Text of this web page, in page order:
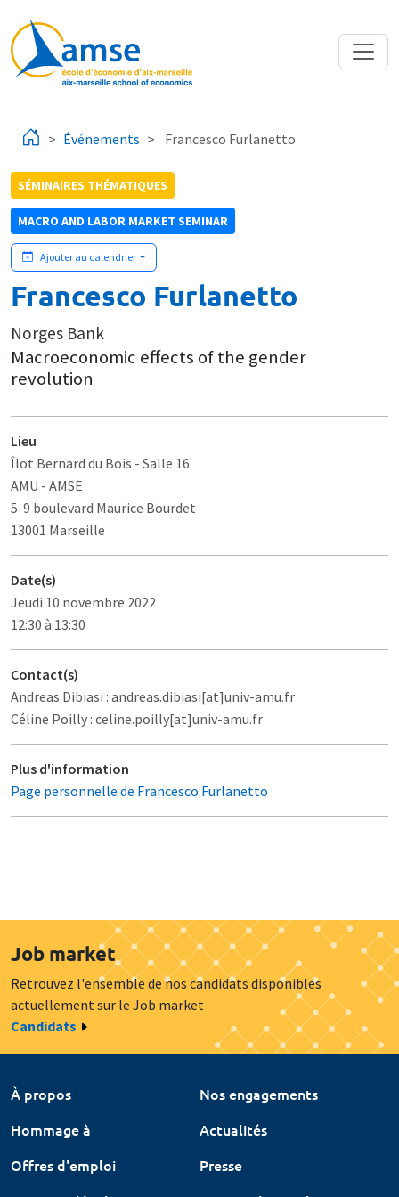
Événements Francesco Furlanetto
SÉMINAIRES THÉMATIQUES
MACRO AND LABOR MARKET SEMINAR
Ajouter au calendrier
Francesco Furlanetto
Norges Bank
Macroeconomic effects of the gender
revolution
Lieu
Îlot Bernard du Bois - Salle 16
AMU - AMSE
5-9 boulevard Maurice Bourdet
13001 Marseille
Date(s)
Jeudi 10 novembre 2022
12:30 à 13:30
Contact(s)
Andreas Dibiasi : andreas.dibiasi[at]univ-amu.fr
Céline Poilly : celine.poilly[at]univ-amu.fr
Plus d'information
Page personnelle de Francesco Furlanetto
Job market
Retrouvez l'ensemble de nos candidats disponibles
actuellement sur le Job market
Candidats
À propos
Nos engagements
Hommage à
Actualités
Offres d'emploi
Presse